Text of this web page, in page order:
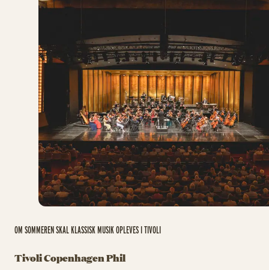
Tivoli Copenhagen Phil
OM SOMMEREN SKAL KLASSISK MUSIK OPLEVES I TIVOLI